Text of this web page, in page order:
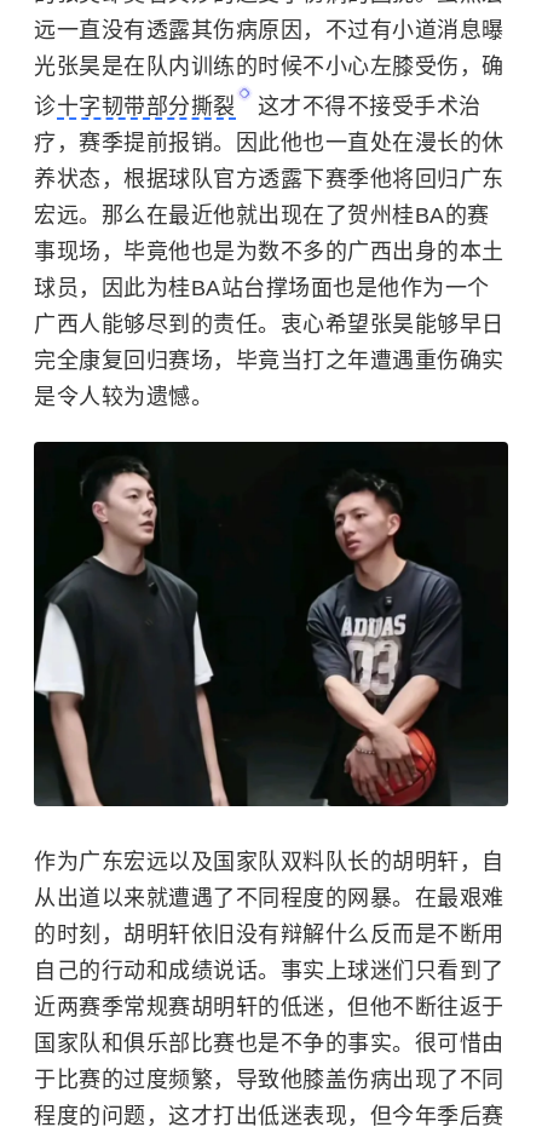
远一直没有透露其伤病原因，不过有小道消息曝
光张昊是在队内训练的时候不小心左膝受伤，确
诊十字韧带部分撕裂
这才不得不接受手术治
疗，赛季提前报销。因此他也一直处在漫长的休
养状态，根据球队官方透露下赛季他将回归广东
宏远。那么在最近他就出现在了贺州桂BA的赛
事现场，毕竟他也是为数不多的广西出身的本土
球员，因此为桂BA站台撑场面也是他作为一个
广西人能够尽到的责任。衷心希望张昊能够早日
完全康复回归赛场，毕竟当打之年遭遇重伤确实
是令人较为遗憾。
作为广东宏远以及国家队双料队长的胡明轩，自
从出道以来就遭遇了不同程度的网暴。在最艰难
的时刻，胡明轩依旧没有辩解什么反而是不断用
自己的行动和成绩说话。事实上球迷们只看到了
近两赛季常规赛胡明轩的低迷，但他不断往返于
国家队和俱乐部比赛也是不争的事实。很可惜由
于比赛的过度频繁，导致他膝盖伤病出现了不同
程度的问题，这才打出低迷表现，但今年季后赛